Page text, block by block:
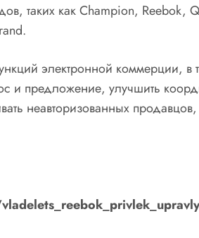
таких как Champion,
электронной коммерции,
и предложение, улучшить
неавторизованных